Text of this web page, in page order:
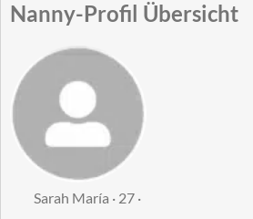
Nanny-Profil Übersicht
Sarah María · 27 ·